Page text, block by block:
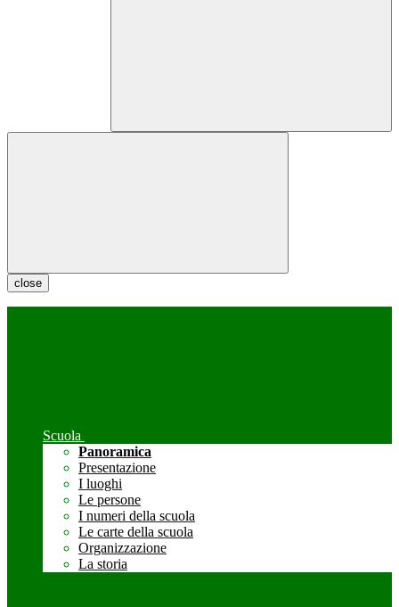
close
Scuola
Panoramica
Presentazione
I luoghi
Le persone
I numeri della scuola
Le carte della scuola
Organizzazione
La storia